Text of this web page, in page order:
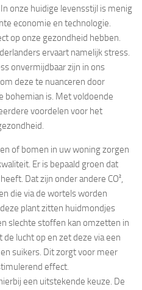
onze huidige levensstijl is menig
economie en technologie.
op onze gezondheid hebben.
ervaart namelijk stress.
onvermijdbaar zijn in ons
deze te nuanceren door
bohemian is. Met voldoende
voordelen voor het
of bomen in uw woning zorgen
Er is bepaald groen dat
Dat zijn onder andere CO²,
die via de wortels worden
plant zitten huidmondjes
slechte stoffen kan omzetten in
de lucht op en zet deze via een
suikers. Dit zorgt voor meer
effect.
een uitstekende keuze. De